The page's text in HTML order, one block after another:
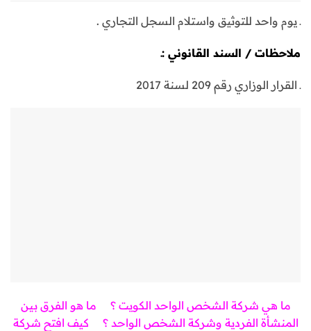
ـ يوم واحد للتوثيق واستلام السجل التجاري .
ملاحظات / السند القانوني :ـ
ـ القرار الوزاري رقم 209 لسنة 2017
ما هي شركة الشخص الواحد الكويت ؟
ما هو الفرق بين
المنشأة الفردية وشركة الشخص الواحد ؟
كيف افتح شركة